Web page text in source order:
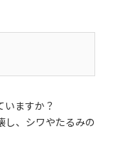
いますか？
し、シワやたるみの